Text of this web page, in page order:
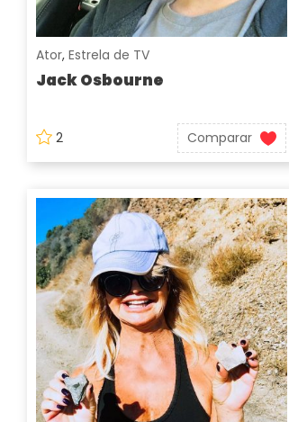
Ator, Estrela de TV
Jack Osbourne
2 Comparar